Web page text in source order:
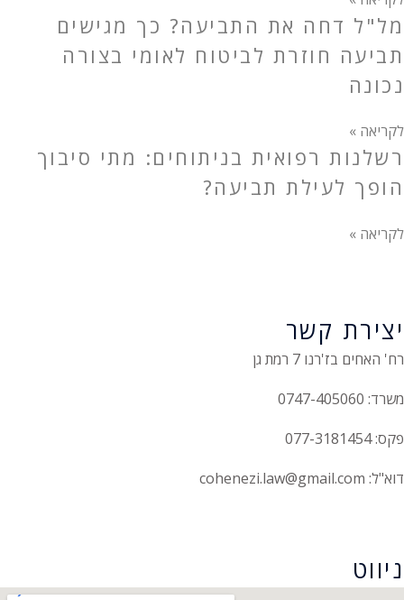
מל"ל דחה את התביעה? כך מגישים
תביעה חוזרת לביטוח לאומי בצורה
נכונה
לקריאה »
רשלנות רפואית בניתוחים: מתי סיבוך
הופך לעילת תביעה?
לקריאה »
יצירת קשר
רח' האחים בז'רנו 7 רמת גן
משרד: 0747-405060
פקס: 077-3181454
דוא"ל: cohenezi.law@gmail.com
ניווט